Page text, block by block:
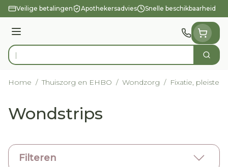
Ga naar de inhoud
Veilige betalingen Apothekersadvies Snelle beschikbaarheid
Menu
Product, merk, categorie... Zoek
Home / Thuiszorg en EHBO / Wondzorg / Fixatie, pleisters
Wondstrips
Filteren